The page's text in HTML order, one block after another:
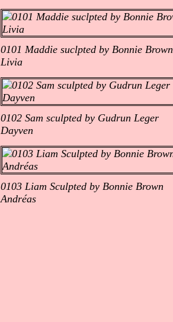
0101 Maddie suclpted by Bonnie Brown
Livia
0102 Sam sculpted by Gudrun Leger
Dayven
0103 Liam Sculpted by Bonnie Brown
Andréas